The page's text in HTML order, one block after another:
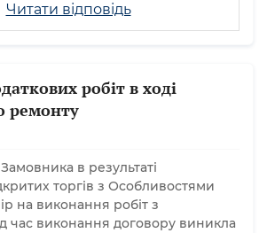
Читати відповідь
робіт в ході
ремонту
в результаті
торгів з Особливостями
на виконання робіт з
час виконання договору виникла